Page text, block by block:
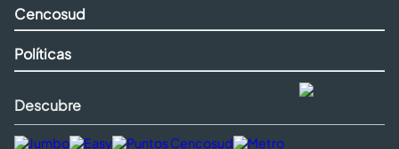
Cencosud
Políticas
Descubre